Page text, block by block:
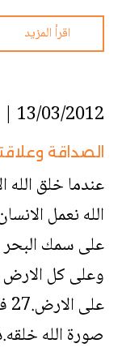
اقرأ المزيد
13/03/2012 |
الصداقة
عندما خلق
الله نعمل
على سمك البحر
وعلى كل الارض
صورة الله